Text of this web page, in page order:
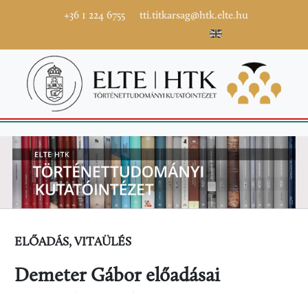
+36 1 224 6755 tti.titkarsag@htk.elte.hu
ELŐADÁS, VITAÜLÉS
Demeter Gábor előadásai